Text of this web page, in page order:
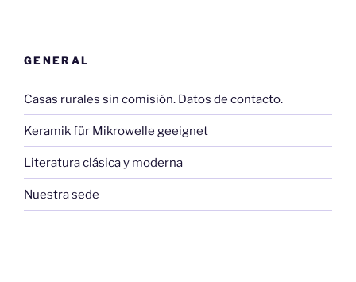
GENERAL
Casas rurales sin comisión. Datos de contacto.
Keramik für Mikrowelle geeignet
Literatura clásica y moderna
Nuestra sede